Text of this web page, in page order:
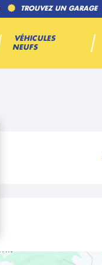
TROUVEZ UN GARAGE
VÉHICULES
NEUFS